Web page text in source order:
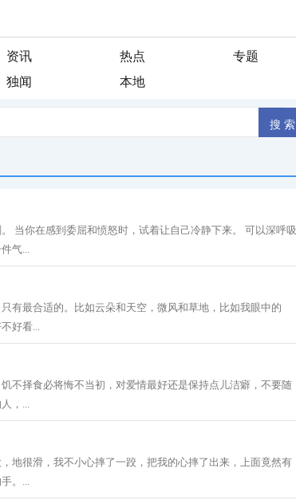
资讯 热点
专题
独闻 本地
当你在感到委屈和愤怒时，试着让自己冷静下来。 可以深呼吸
气...
有最合适的。比如云朵和天空，微风和草地，比如我眼中的
好看...
不择食必将悔不当初，对爱情最好还是保持点儿洁癖，不要随
，...
地很滑，我不小心摔了一跤，把我的心摔了出来，上面竟然有
。...